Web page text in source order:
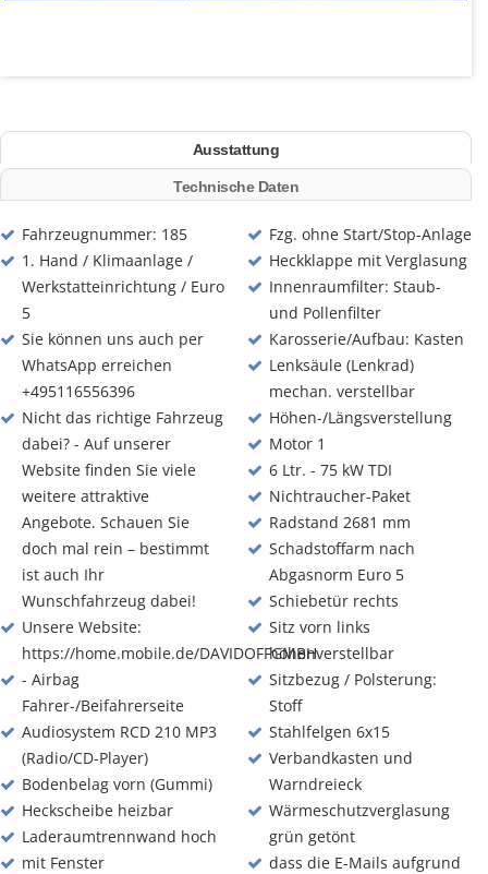
Ausstattung
Technische Daten
Fahrzeugnummer: 185
1. Hand / Klimaanlage /
Werkstatteinrichtung / Euro
5
Sie können uns auch per
WhatsApp erreichen
+495116556396
Nicht das richtige Fahrzeug
dabei? - Auf unserer
Website finden Sie viele
weitere attraktive
Angebote. Schauen Sie
doch mal rein – bestimmt
ist auch Ihr
Wunschfahrzeug dabei!
Unsere Website:
https://home.mobile.de/DAVIDOFFGMBH
- Airbag
Fahrer-/Beifahrerseite
Audiosystem RCD 210 MP3
(Radio/CD-Player)
Bodenbelag vorn (Gummi)
Heckscheibe heizbar
Laderaumtrennwand hoch
mit Fenster
Fzg. ohne Start/Stop-Anlage
Heckklappe mit Verglasung
Innenraumfilter: Staub-
und Pollenfilter
Karosserie/Aufbau: Kasten
Lenksäule (Lenkrad)
mechan. verstellbar
Höhen-/Längsverstellung
Motor 1
6 Ltr. - 75 kW TDI
Nichtraucher-Paket
Radstand 2681 mm
Schadstoffarm nach
Abgasnorm Euro 5
Schiebetür rechts
Sitz vorn links
höhenverstellbar
Sitzbezug / Polsterung:
Stoff
Stahlfelgen 6x15
Verbandkasten und
Warndreieck
Wärmeschutzverglasung
grün getönt
dass die E-Mails aufgrund